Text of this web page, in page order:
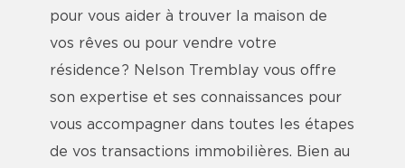
pour vous aider à trouver la maison de
vos rêves ou pour vendre votre
résidence ? Nelson Tremblay vous offre
son expertise et ses connaissances pour
vous accompagner dans toutes les étapes
de vos transactions immobilières. Bien au